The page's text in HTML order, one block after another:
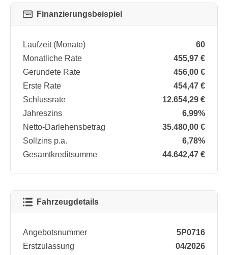
Finanzierungsbeispiel
Laufzeit (Monate)
60
Monatliche Rate
455,97 €
Gerundete Rate
456,00 €
Erste Rate
454,47 €
Schlussrate
12.654,29 €
Jahreszins
6,99%
Netto-Darlehensbetrag
35.480,00 €
Sollzins p.a.
6,78%
Gesamtkreditsumme
44.642,47 €
Fahrzeugdetails
Angebotsnummer
5P0716
Erstzulassung
04/2026